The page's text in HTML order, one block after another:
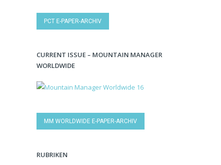
PCT E-PAPER-ARCHIV
CURRENT ISSUE – MOUNTAIN MANAGER
WORLDWIDE
MM WORLDWIDE E-PAPER-ARCHIV
RUBRIKEN